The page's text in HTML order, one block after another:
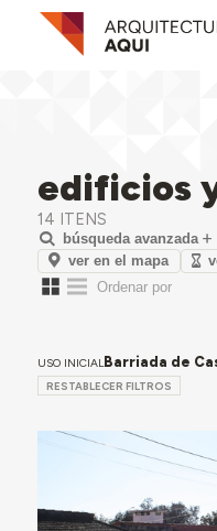
edificios
14 ITENS
búsqueda avanzada
ver en el mapa
USO INICIALBarriada de
RESTABLECER FILTROS